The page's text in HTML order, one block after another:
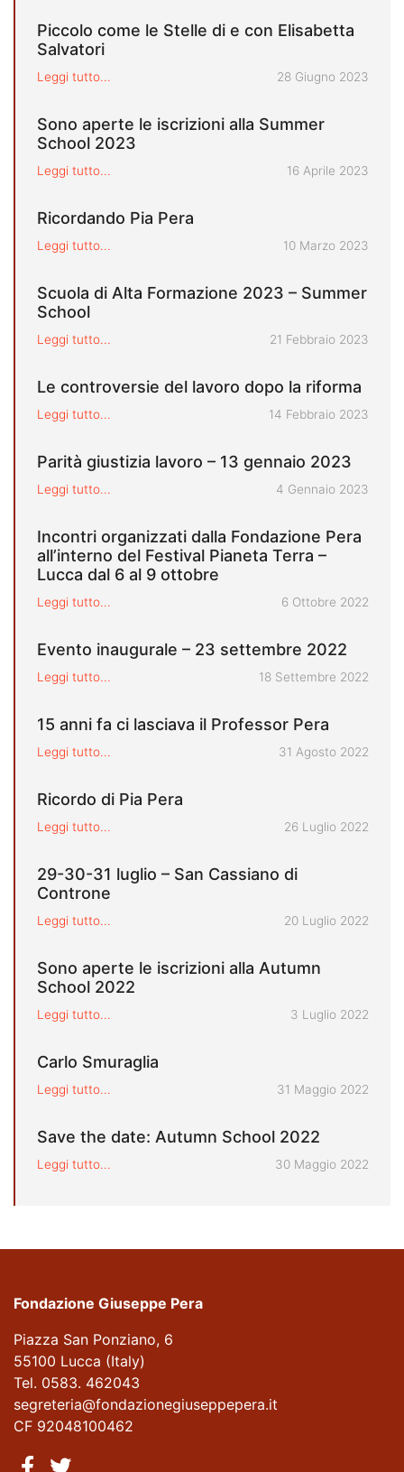
Piccolo come le Stelle di e con Elisabetta
Salvatori
Leggi tutto... Pubblicato il
28 Giugno 2023
Sono aperte le iscrizioni alla Summer
School 2023
Leggi tutto... Pubblicato il
16 Aprile 2023
Ricordando Pia Pera
Leggi tutto... Pubblicato il
10 Marzo 2023
Scuola di Alta Formazione 2023 – Summer
School
Leggi tutto... Pubblicato il
21 Febbraio 2023
Le controversie del lavoro dopo la riforma
Leggi tutto... Pubblicato il
14 Febbraio 2023
Parità giustizia lavoro – 13 gennaio 2023
Leggi tutto... Pubblicato il
4 Gennaio 2023
Incontri organizzati dalla Fondazione Pera
all’interno del Festival Pianeta Terra –
Lucca dal 6 al 9 ottobre
Leggi tutto... Pubblicato il
6 Ottobre 2022
Evento inaugurale – 23 settembre 2022
Leggi tutto... Pubblicato il
18 Settembre 2022
15 anni fa ci lasciava il Professor Pera
Leggi tutto... Pubblicato il
31 Agosto 2022
Ricordo di Pia Pera
Leggi tutto... Pubblicato il
26 Luglio 2022
29-30-31 luglio – San Cassiano di
Controne
Leggi tutto... Pubblicato il
20 Luglio 2022
Sono aperte le iscrizioni alla Autumn
School 2022
Leggi tutto... Pubblicato il
3 Luglio 2022
Carlo Smuraglia
Leggi tutto... Pubblicato il
31 Maggio 2022
Save the date: Autumn School 2022
Leggi tutto... Pubblicato il
30 Maggio 2022
Fondazione Giuseppe Pera
Piazza San Ponziano, 6
55100 Lucca (Italy)
Tel. 0583. 462043
segreteria@fondazionegiuseppepera.it
CF 92048100462